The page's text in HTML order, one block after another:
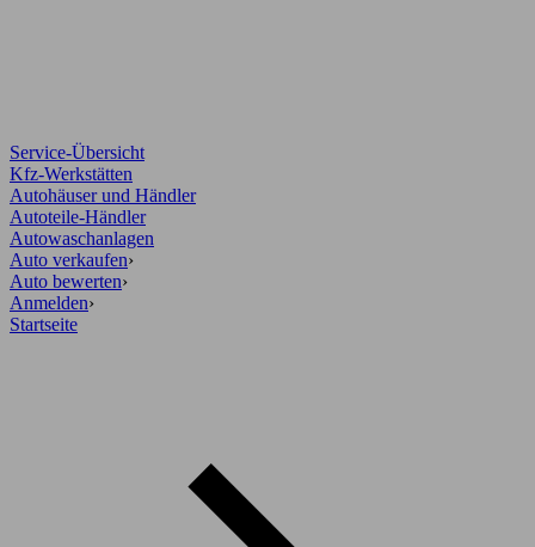
Service-Übersicht
Kfz-Werkstätten
Autohäuser und Händler
Autoteile-Händler
Autowaschanlagen
Auto verkaufen›
Auto bewerten›
Anmelden›
Startseite